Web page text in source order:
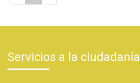
Servicios a la ciudadanía